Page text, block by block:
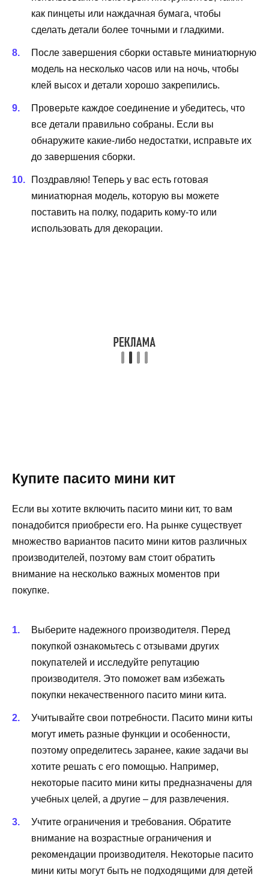
как пинцеты или наждачная бумага, чтобы
сделать детали более точными и гладкими.
После завершения сборки оставьте миниатюрную
модель на несколько часов или на ночь, чтобы
клей высох и детали хорошо закрепились.
Проверьте каждое соединение и убедитесь, что
все детали правильно собраны. Если вы
обнаружите какие-либо недостатки, исправьте их
до завершения сборки.
Поздравляю! Теперь у вас есть готовая
миниатюрная модель, которую вы можете
поставить на полку, подарить кому-то или
использовать для декорации.
Купите пасито мини кит
Если вы хотите включить пасито мини кит, то вам
понадобится приобрести его. На рынке существует
множество вариантов пасито мини китов различных
производителей, поэтому вам стоит обратить
внимание на несколько важных моментов при
покупке.
Выберите надежного производителя. Перед
покупкой ознакомьтесь с отзывами других
покупателей и исследуйте репутацию
производителя. Это поможет вам избежать
покупки некачественного пасито мини кита.
Учитывайте свои потребности. Пасито мини киты
могут иметь разные функции и особенности,
поэтому определитесь заранее, какие задачи вы
хотите решать с его помощью. Например,
некоторые пасито мини киты предназначены для
учебных целей, а другие – для развлечения.
Учтите ограничения и требования. Обратите
внимание на возрастные ограничения и
рекомендации производителя. Некоторые пасито
мини киты могут быть не подходящими для детей